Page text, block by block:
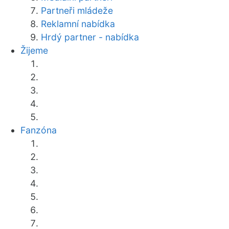
Partneři mládeže
Reklamní nabídka
Hrdý partner - nabídka
Žijeme
Fanzóna